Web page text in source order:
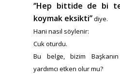
‘’Hep bittide de bi
koymak eksikti’’diye.
Hani nasıl söylenir:
Cuk oturdu.
Bu belge, bizim
yardımcı etken olur mu?